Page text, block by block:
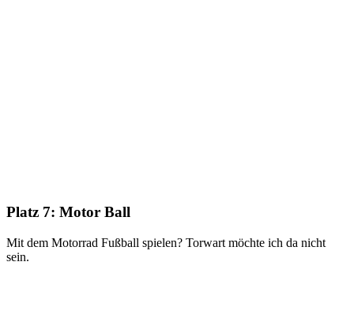
Platz 7: Motor Ball
Mit dem Motorrad Fußball spielen? Torwart möchte ich da nicht
sein.